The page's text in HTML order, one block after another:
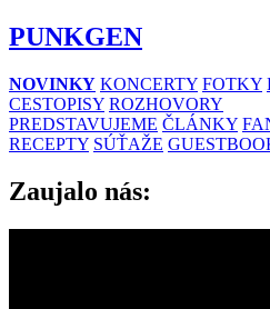
PUNKGEN
NOVINKY KONCERTY FOTKY
CESTOPISY ROZHOVORY
PREDSTAVUJEME ČLÁNKY
RECEPTY SÚŤAŽE
Zaujalo nás: